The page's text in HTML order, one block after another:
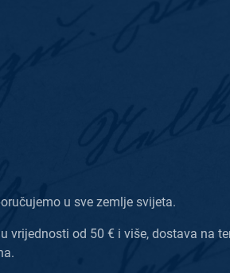
u sve zemlje svijeta.
vrijednosti od 50 € i više, dostava na